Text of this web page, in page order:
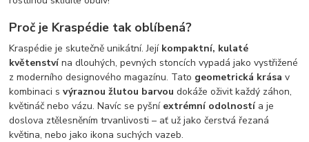
Proč je Kraspédie tak oblíbená?
Kraspédie je skutečně unikátní. Její kompaktní, kulaté
květenstvína dlouhých, pevných stoncích vypadá jako vystřižené
z moderního designového magazínu. Tato geometrická krása v
kombinaci svýraznou žlutou barvou dokáže oživit každý záhon,
květináč nebo vázu. Navíc se pyšní extrémní odolnostía je
doslova ztělesněním trvanlivosti – ať už jako čerstvá řezaná
květina, nebo jako ikona suchých vazeb.